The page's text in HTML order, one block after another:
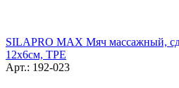
SILAPRO MAX Мяч массажный,
12х6см, ТРЕ
Арт.: 192-023